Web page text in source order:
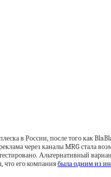
в России, после того как
через каналы MRG стала
Альтернативный
что его компаниябыла одним из